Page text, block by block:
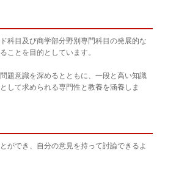
科目及び商学部分野別専門科目の発展的な
ことを目的としています。
題意識を深めるとともに、一段と高い知識
して求められる専門性と教養を涵養しま
ができ、自分の意見を持って討論できるよ